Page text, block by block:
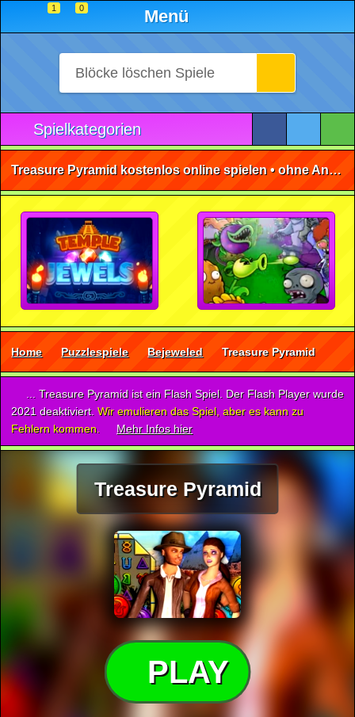
1 0 Menü
Spielkategorien
Treasure Pyramid kostenlos online spielen • ohne Anmeldung 🕹️
Home Puzzlespiele Bejeweled Treasure Pyramid
... Treasure Pyramid ist ein Flash Spiel. Der Flash Player wurde
2021 deaktiviert. Wir emulieren das Spiel, aber es kann zu
Fehlern kommen.
Mehr Infos hier
Treasure Pyramid
PLAY